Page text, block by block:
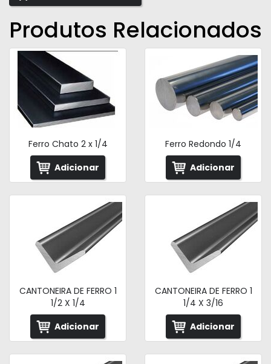
Produtos Relacionados
Ferro Chato 2 x 1/4
Adicionar
Ferro Redondo 1/4
Adicionar
CANTONEIRA DE FERRO 1
1/2 X 1/4
Adicionar
CANTONEIRA DE FERRO 1
1/4 X 3/16
Adicionar